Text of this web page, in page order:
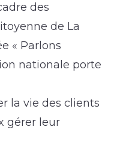
des
de La
« Parlons
nationale porte
la vie des clients
gérer leur